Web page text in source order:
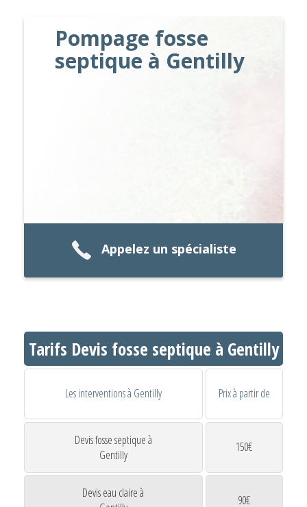
Pompage fosse
septique à Gentilly
Appelez un spécialiste
Tarifs Devis fosse septique à Gentilly
Les interventions à Gentilly Prix à partir de
Devis fosse septique à
Gentilly
150€
Devis eau claire à
90€